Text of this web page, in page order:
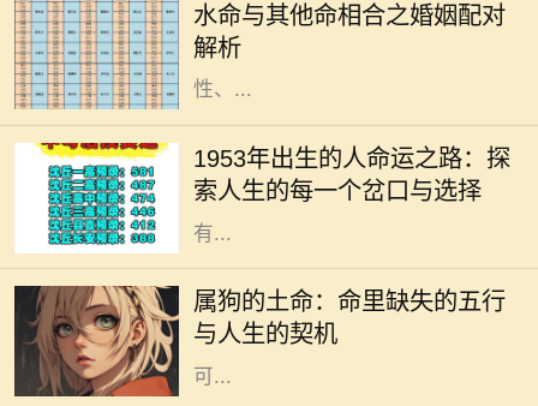
水命与其他命相合之婚姻配对
解析
尤其是在婚姻配对上更是被广泛探
讨。水命，作为五行之一，具有流动
性、...
1953年出生的人命运之路：探
索人生的每一个岔口与选择
人生是一条充满选择与可能的道路，
但有些出生年份的人似乎有着更独特
的旅程。1953年出生的人，正如流淌
在历史长河中的一朵浪花，以他们特
有...
属狗的土命：命里缺失的五行
与人生的契机
每个人的命里都有独特的五行特征，
而属狗的土命则是一种富暖而稳重的
存在。属狗的人忠诚、守信，代表着
信任与友善。然而，在命理中，土命
可...
在中国传统文化中，五行学说是一个